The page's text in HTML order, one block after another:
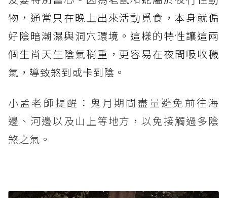
物，通常只在晚上出來活動覓食，本身就偏
好陰暗潮濕與洞穴環境。這樣的特性讓這兩
個生肖天生陰氣稍重，更容易在夜間吸收穢
氣，導致煞到或卡到陰。
小孟老師提醒：鬼月期間盡量避免前往海
邊、河邊以及山上等地方，以免接觸過多陰
煞之氣。